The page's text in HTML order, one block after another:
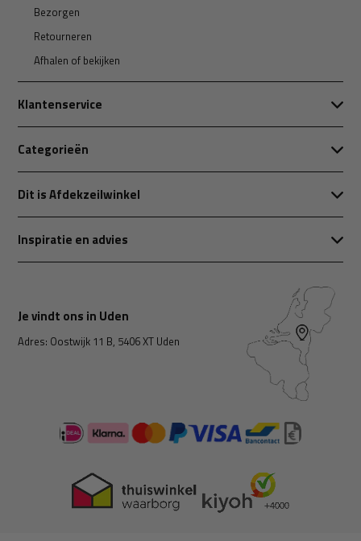
Bezorgen
Retourneren
Afhalen of bekijken
Klantenservice
Categorieën
Dit is Afdekzeilwinkel
Inspiratie en advies
Je vindt ons in Uden
Adres: Oostwijk 11 B, 5406 XT Uden